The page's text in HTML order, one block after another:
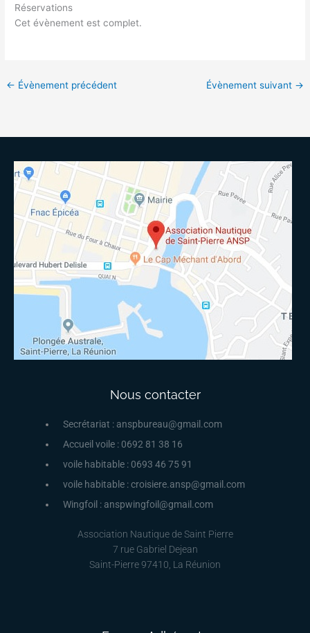
Réservations
Cet évènement est complet.
← Évènement précédent Évènement suivant →
Nous contacter
Secrétariat : anspbureau@gmail.com
Accueil voile : 0692 81 38 16
voile habitable : 0693 46 75 91
voile habitable : croisiere.ansp@gmail.com
Wingfoil : anspwingfoil@gmail.com
Association Nautique de Saint Pierre
7 rue Gabriel Dejean
Saint-Pierre 97410, La Réunion